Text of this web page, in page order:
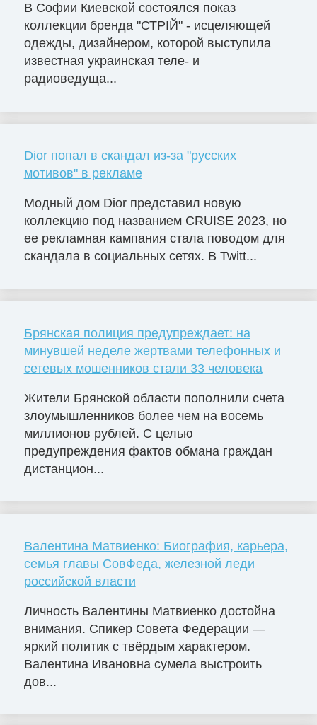
В Софии Киевской состоялся показ
коллекции бренда "СТРІЙ" - исцеляющей
одежды, дизайнером, которой выступила
известная украинская теле- и
радиоведуща...
Dior попал в скандал из-за "русских
мотивов" в рекламе
Модный дом Dior представил новую
коллекцию под названием CRUISE 2023, но
ее рекламная кампания стала поводом для
скандала в социальных сетях. В Twitt...
Брянская полиция предупреждает: на
минувшей неделе жертвами телефонных и
сетевых мошенников стали 33 человека
Жители Брянской области пополнили счета
злоумышленников более чем на восемь
миллионов рублей. С целью
предупреждения фактов обмана граждан
дистанцион...
Валентина Матвиенко: Биография, карьера,
семья главы СовФеда, железной леди
российской власти
Личность Валентины Матвиенко достойна
внимания. Спикер Совета Федерации —
яркий политик с твёрдым характером.
Валентина Ивановна сумела выстроить
дов...